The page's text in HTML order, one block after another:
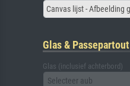
Glas & Passepartout
Glas (inclusief achterbord)
Selecteer aub